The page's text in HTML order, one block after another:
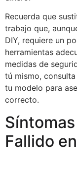
Recuerda que
trabajo que,
DIY, requiere un
herramientas
medidas de
tú mismo,
tu modelo para
correcto.
Fallido